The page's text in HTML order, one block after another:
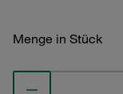
Menge in Stück